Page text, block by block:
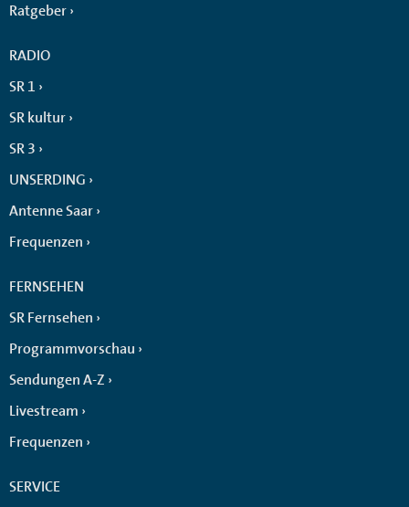
Ratgeber
RADIO
SR 1
SR kultur
SR 3
UNSERDING
Antenne Saar
Frequenzen
FERNSEHEN
SR Fernsehen
Programmvorschau
Sendungen A-Z
Livestream
Frequenzen
SERVICE